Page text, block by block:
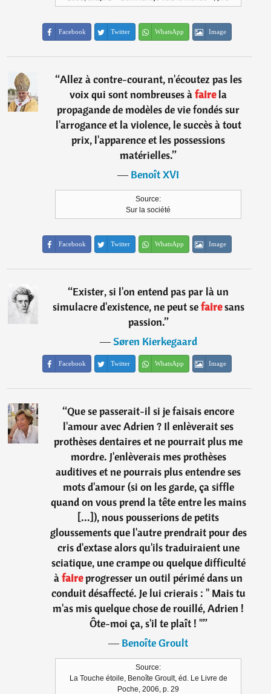
Facebook Twitter WhatsApp Image
“Allez à contre-courant, n'écoutez pas les
voix qui sont nombreuses àfairela
propagande de modèles de vie fondés sur
l'arrogance et la violence, le succès à tout
prix, l'apparence et les possessions
matérielles.”
―Benoît XVI
Source:
Sur la société
Facebook Twitter WhatsApp Image
“Exister, si l'on entend pas par là un
simulacre d'existence, ne peut sefairesans
passion.”
―Søren Kierkegaard
Facebook Twitter WhatsApp Image
“Que se passerait-il si je faisais encore
l'amour avec Adrien ? Il enlèverait ses
prothèses dentaires et ne pourrait plus me
mordre. J'enlèverais mes prothèses
auditives et ne pourrais plus entendre ses
mots d'amour (si on les garde, ça siffle
quand on vous prend la tête entre les mains
[...]), nous pousserions de petits
gloussements que l'autre prendrait pour des
cris d'extase alors qu'ils traduiraient une
sciatique, une crampe ou quelque difficulté
àfaireprogresser un outil périmé dans un
conduit désaffecté. Je lui crierais : " Mais tu
m'as mis quelque chose de rouillé, Adrien !
Ôte-moi ça, s'il te plaît ! "”
―Benoîte Groult
Source:
La Touche étoile, Benoîte Groult, éd. Le Livre de
Poche, 2006, p. 29